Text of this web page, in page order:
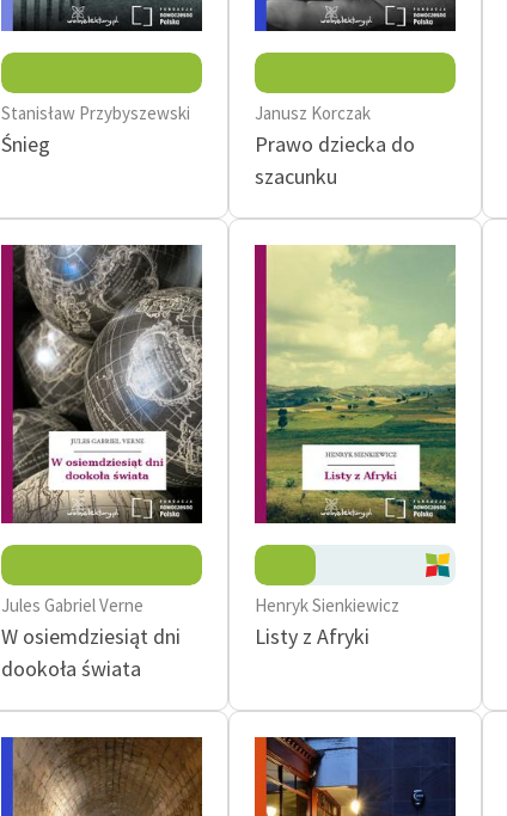
Stanisław Przybyszewski
Śnieg
Janusz Korczak
Prawo dziecka do
szacunku
Jules Gabriel Verne
W osiemdziesiąt dni
dookoła świata
Henryk Sienkiewicz
Listy z Afryki